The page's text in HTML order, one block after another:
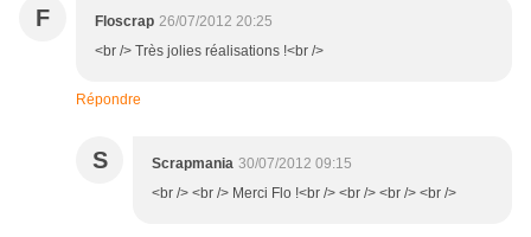
F Floscrap 26/07/2012 20:25
<br /> Très jolies réalisations !<br />
Répondre
S Scrapmania 30/07/2012 09:15
<br /> <br /> Merci Flo !<br /> <br /> <br /> <br />